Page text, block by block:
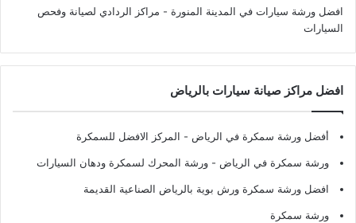
افضل ورشة سيارات في المدينة المنورة - مراكز الردادي لصيانة وفحص
السيارات
افضل مراكز صيانة سيارات بالرياض
أفضل ورشة سمكرة في الرياض - المركز الافضل للسمكرة
ورشة سمكرة في الرياض - ورشة المحرك لسمكرة ودهان السيارات
افضل ورشة سمكرة ورش بوية بالرياض الصناعية القديمة
ورشة سمكرة